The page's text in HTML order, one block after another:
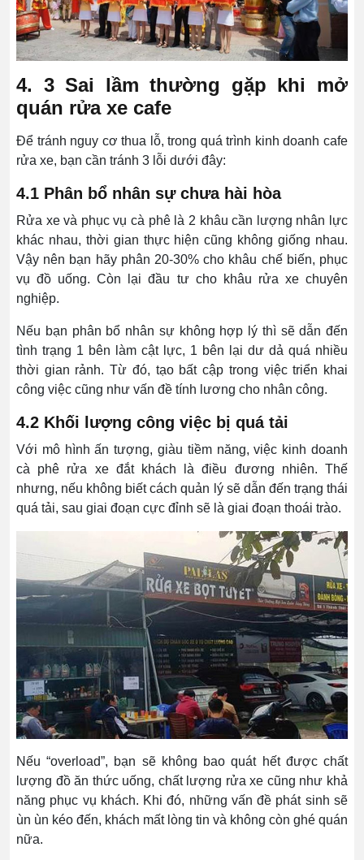
4. 3 Sai lầm thường gặp khi mở
quán rửa xe cafe
Để tránh nguy cơ thua lỗ, trong quá trình kinh doanh cafe
rửa xe, bạn cần tránh 3 lỗi dưới đây:
4.1 Phân bổ nhân sự chưa hài hòa
Rửa xe và phục vụ cà phê là 2 khâu cần lượng nhân lực
khác nhau, thời gian thực hiện cũng không giống nhau.
Vậy nên bạn hãy phân 20-30% cho khâu chế biến, phục
vụ đồ uống. Còn lại đầu tư cho khâu rửa xe chuyên
nghiệp.
Nếu bạn phân bổ nhân sự không hợp lý thì sẽ dẫn đến
tình trạng 1 bên làm cật lực, 1 bên lại dư dả quá nhiều
thời gian rảnh. Từ đó, tạo bất cập trong việc triển khai
công việc cũng như vấn đề tính lương cho nhân công.
4.2 Khối lượng công việc bị quá tải
Với mô hình ấn tượng, giàu tiềm năng, việc kinh doanh
cà phê rửa xe đắt khách là điều đương nhiên. Thế
nhưng, nếu không biết cách quản lý sẽ dẫn đến trạng thái
quá tải, sau giai đoạn cực đỉnh sẽ là giai đoạn thoái trào.
Nếu “overload”, bạn sẽ không bao quát hết được chất
lượng đồ ăn thức uống, chất lượng rửa xe cũng như khả
năng phục vụ khách. Khi đó, những vấn đề phát sinh sẽ
ùn ùn kéo đến, khách mất lòng tin và không còn ghé quán
nữa.